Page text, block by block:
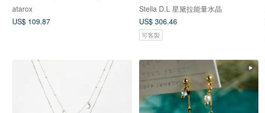
atarox
US$ 109.87
Stella D.L 星黛拉能量水晶
US$ 306.46
可客製